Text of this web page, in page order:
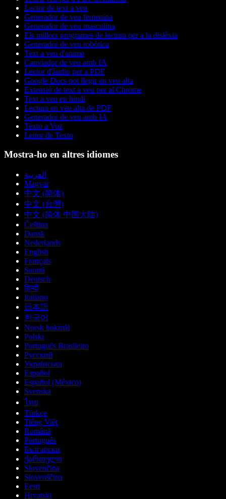
Lector de text a veu
Generador de veu femenina
Generador de veu masculina
Els millors programes de lectura per a la dislèxia
Generador de veu robòtica
Text a veu d'anime
Canviador de veu amb IA
Lector d'àudio per a PDF
Google Docs pot llegir en veu alta
Extensió de text a veu per al Chrome
Text a veu en hindi
Lectura en veu alta de PDF
Generador de veu amb IA
Texto a Voz
Leitor de Texto
Mostra-ho en altres idiomes
العربية
Magyar
中文 (简体)
中文 (台灣)
中文 (简体 中国大陆)
Čeština
Dansk
Nederlands
English
Français
Suomi
Deutsch
हिन्दी
Italiano
日本語
한국어
Norsk bokmål
Polski
Português Brasileiro
Русский
Українська
Español
Español (México)
Svenska
ไทย
Türkçe
Tiếng Việt
Română
Português
Български
ქართული
Slovenčina
Slovenščina
Eesti
Hrvatski